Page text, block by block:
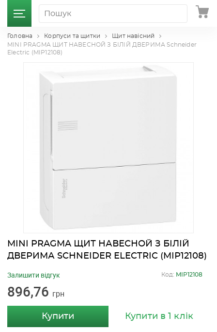
Головна Корпуси та щитки
Щит навісний
MINI PRAGMA ЩИТ НАВЕСНОЙ З БІЛІЙ ДВЕРИМА Schneider
Electric (MIP12108)
MINI PRAGMA ЩИТ НАВЕСНОЙ З БІЛІЙ
ДВЕРИМА SCHNEIDER ELECTRIC (MIP12108)
896,76 грн
Залишити відгук Код: MIP12108
Купити Купити в 1 клік